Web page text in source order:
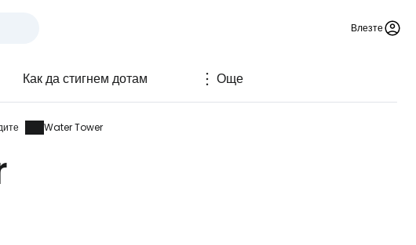
Влезте
Как да стигнем дотам Още
Water Tower